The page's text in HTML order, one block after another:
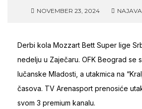
NOVEMBER 23, 2024 NAJAVA
Derbi kola Mozzart Bett Super lige
nedelju u Zaječaru. OFK Beograd se
lučanske Mladosti, a utakmica na
časova. TV Arenasport prenosiće
svom 3 premium kanalu.